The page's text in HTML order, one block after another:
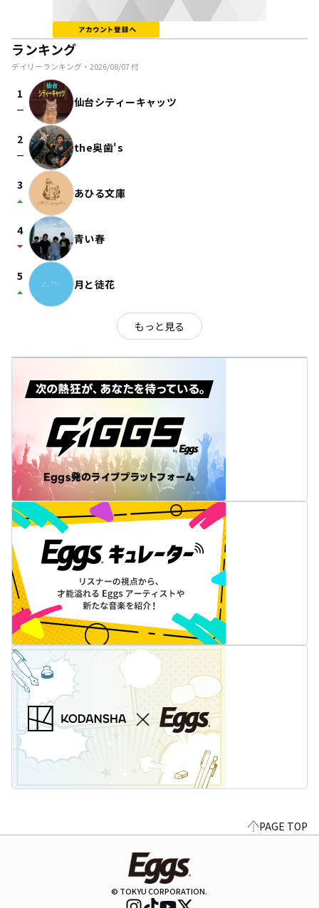
ランキング
デイリーランキング・ 2026/08/07付
1
check_indeterminate_small 仙台シティーキャッツ
2
check_indeterminate_small the奥歯's
3
arrow_drop_up あひる文庫
4
arrow_drop_down 青い春
5
arrow_drop_up 月と徒花
もっと見る
PAGE TOP
© TOKYU CORPORATION.